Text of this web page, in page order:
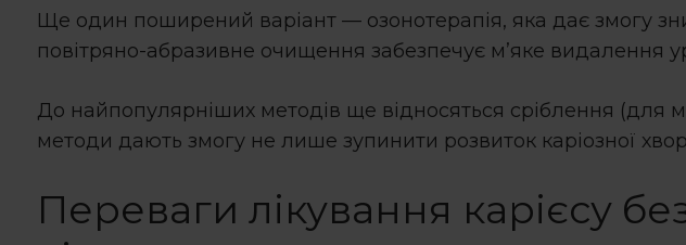
Ще один поширений варіант — озонотерапія, яка дає змогу
повітряно-абразивне очищення забезпечує м’яке видалення
До найпопулярніших методів ще відносяться сріблення (для
методи дають змогу не лише зупинити розвиток каріозної
Переваги лікування карієсу